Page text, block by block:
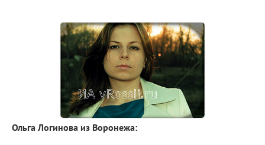
Ольга Логинова из Воронежа: